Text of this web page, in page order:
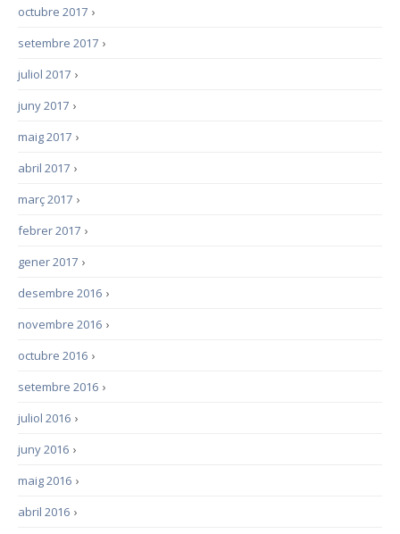
›
octubre 2017
›
setembre 2017
›
juliol 2017
›
juny 2017
›
maig 2017
›
abril 2017
›
març 2017
›
febrer 2017
›
gener 2017
›
desembre 2016
›
novembre 2016
›
octubre 2016
›
setembre 2016
›
juliol 2016
›
juny 2016
›
maig 2016
›
abril 2016